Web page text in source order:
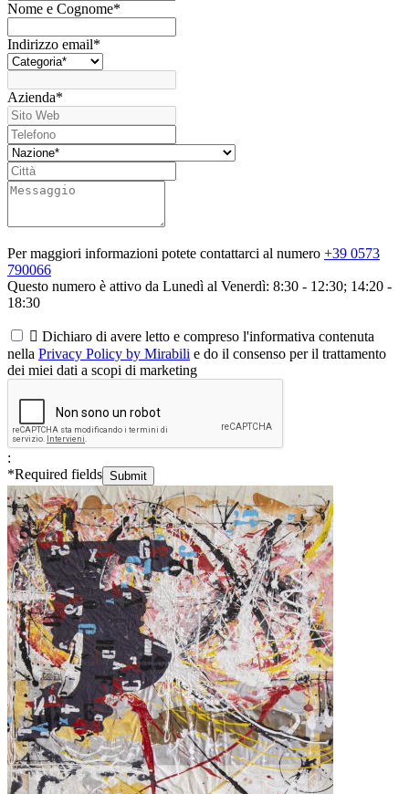
Nome e Cognome*
Indirizzo email*
Azienda*
Per maggiori informazioni potete contattarci al numero +39 0573
790066
Questo numero è attivo da Lunedì al Venerdì: 8:30 - 12:30; 14:20 -
18:30
 Dichiaro di avere letto e compreso l'informativa contenuta
nella Privacy Policy by Mirabili e do il consenso per il trattamento
dei miei dati a scopi di marketing
:
*Required fields